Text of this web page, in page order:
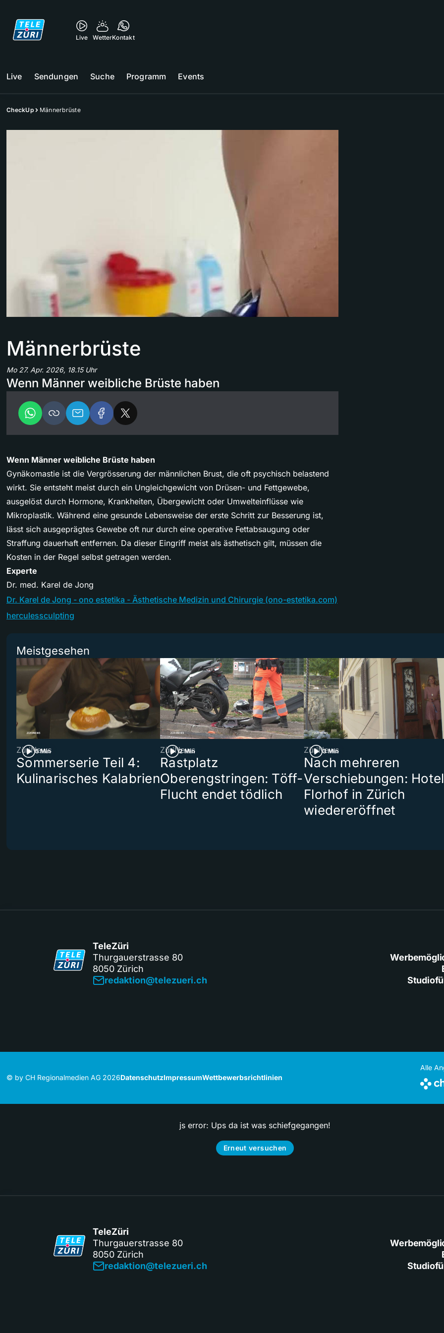
Live WetterKontakt
Live Sendungen Suche Programm Events
CheckUp Männerbrüste
Männerbrüste
Mo 27. Apr. 2026, 18.15 Uhr
Wenn Männer weibliche Brüste haben
Wenn Männer weibliche Brüste haben
Gynäkomastie ist die Vergrösserung der männlichen Brust, die oft psychisch belastend
wirkt. Sie entsteht meist durch ein Ungleichgewicht von Drüsen- und Fettgewebe,
ausgelöst durch Hormone, Krankheiten, Übergewicht oder Umwelteinflüsse wie
Mikroplastik. Während eine gesunde Lebensweise der erste Schritt zur Besserung ist,
lässt sich ausgeprägtes Gewebe oft nur durch eine operative Fettabsaugung oder
Straffung dauerhaft entfernen. Da dieser Eingriff meist als ästhetisch gilt, müssen die
Kosten in der Regel selbst getragen werden.
Experte
Dr. med. Karel de Jong
Dr. Karel de Jong - ono estetika - Ästhetische Medizin und Chirurgie (ono-estetika.com)
herculessculpting
Meistgesehen
5 Min
ZüriNews
Sommerserie Teil 4:
Kulinarisches Kalabrien
2 Min
ZüriNews
Rastplatz
Oberengstringen: Töff-
Flucht endet tödlich
3 Min
ZüriNews
Nach mehreren
Verschiebungen: Hotel
Florhof in Zürich
wiedereröffnet
TeleZüri
Thurgauerstrasse 80
8050 Zürich
redaktion@telezueri.ch
© by CH Regionalmedien AG 2026DatenschutzImpressumWettbewerbsrichtlinien
Alle
js error: Ups da ist was schiefgegangen!
Erneut versuchen
TeleZüri
Thurgauerstrasse 80
8050 Zürich
redaktion@telezueri.ch